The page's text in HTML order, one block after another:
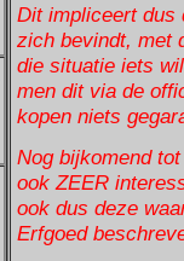
Dit impliceert dus
zich bevindt, met
die situatie iets
men dit via de
kopen niets
Nog bijkomend
ook ZEER
ook dus deze
Erfgoed